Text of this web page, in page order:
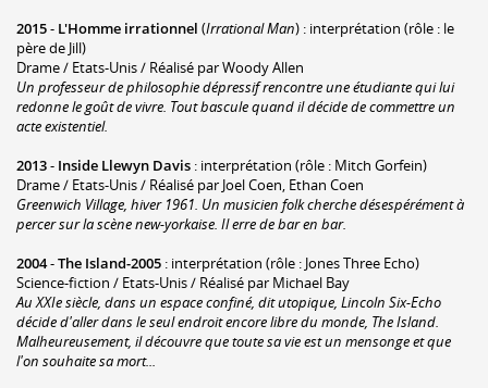
2015- L'Homme irrationnel (Irrational Man) : interprétation (rôle : le
père de Jill)
Drame / Etats-Unis / Réalisé par Woody Allen
Un professeur de philosophie dépressif rencontre une étudiante qui lui
redonne le goût de vivre. Tout bascule quand il décide de commettre un
acte existentiel.
2013- Inside Llewyn Davis : interprétation (rôle : Mitch Gorfein)
Drame / Etats-Unis / Réalisé par Joel Coen, Ethan Coen
Greenwich Village, hiver 1961. Un musicien folk cherche désespérément à
percer sur la scène new-yorkaise. Il erre de bar en bar.
2004-The Island-2005 : interprétation (rôle : Jones Three Echo)
Science-fiction / Etats-Unis / Réalisé par Michael Bay
Au XXIe siècle, dans un espace confiné, dit utopique, Lincoln Six-Echo
décide d'aller dans le seul endroit encore libre du monde, The Island.
Malheureusement, il découvre que toute sa vie est un mensonge et que
l'on souhaite sa mort...